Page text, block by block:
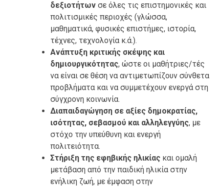
δεξιοτήτων σε όλες τις επιστημονικές και
πολιτισμικές περιοχές (γλώσσα,
μαθηματικά, φυσικές επιστήμες, ιστορία,
τέχνες, τεχνολογία κ.ά.).
Ανάπτυξη κριτικής σκέψης και
δημιουργικότητας, ώστε οι μαθήτριες/τές
να είναι σε θέση να αντιμετωπίζουν σύνθετα
προβλήματα και να συμμετέχουν ενεργά στη
σύγχρονη κοινωνία.
Διαπαιδαγώγηση σε αξίες δημοκρατίας,
ισότητας, σεβασμού και αλληλεγγύης, με
στόχο την υπεύθυνη και ενεργή
πολιτειότητα.
Στήριξη της εφηβικής ηλικίας και ομαλή
μετάβαση από την παιδική ηλικία στην
ενήλικη ζωή, με έμφαση στην